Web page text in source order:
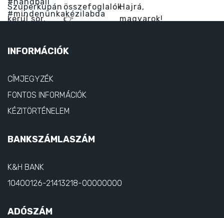
INFORMÁCIÓK
CÍMJEGYZÉK
FONTOS INFORMÁCIÓK
KÉZITÖRTÉNELEM
BANKSZÁMLASZÁM
K&H BANK
10400126-21413218-00000000
ADÓSZÁM